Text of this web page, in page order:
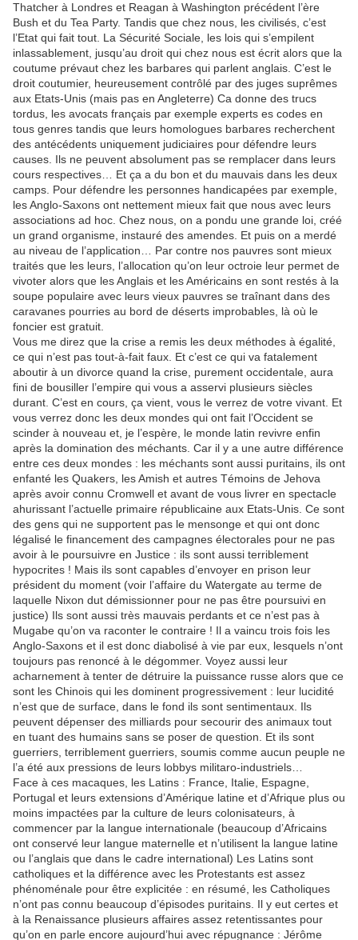
Thatcher à Londres et Reagan à Washington précédent l’ère
Bush et du Tea Party. Tandis que chez nous, les civilisés, c’est
l’Etat qui fait tout. La Sécurité Sociale, les lois qui s’empilent
inlassablement, jusqu’au droit qui chez nous est écrit alors que la
coutume prévaut chez les barbares qui parlent anglais. C’est le
droit coutumier, heureusement contrôlé par des juges suprêmes
aux Etats-Unis (mais pas en Angleterre) Ca donne des trucs
tordus, les avocats français par exemple experts es codes en
tous genres tandis que leurs homologues barbares recherchent
des antécédents uniquement judiciaires pour défendre leurs
causes. Ils ne peuvent absolument pas se remplacer dans leurs
cours respectives… Et ça a du bon et du mauvais dans les deux
camps. Pour défendre les personnes handicapées par exemple,
les Anglo-Saxons ont nettement mieux fait que nous avec leurs
associations ad hoc. Chez nous, on a pondu une grande loi, créé
un grand organisme, instauré des amendes. Et puis on a merdé
au niveau de l’application… Par contre nos pauvres sont mieux
traités que les leurs, l’allocation qu’on leur octroie leur permet de
vivoter alors que les Anglais et les Américains en sont restés à la
soupe populaire avec leurs vieux pauvres se traînant dans des
caravanes pourries au bord de déserts improbables, là où le
foncier est gratuit.
Vous me direz que la crise a remis les deux méthodes à égalité,
ce qui n’est pas tout-à-fait faux. Et c’est ce qui va fatalement
aboutir à un divorce quand la crise, purement occidentale, aura
fini de bousiller l’empire qui vous a asservi plusieurs siècles
durant. C’est en cours, ça vient, vous le verrez de votre vivant. Et
vous verrez donc les deux mondes qui ont fait l’Occident se
scinder à nouveau et, je l’espère, le monde latin revivre enfin
après la domination des méchants. Car il y a une autre différence
entre ces deux mondes : les méchants sont aussi puritains, ils ont
enfanté les Quakers, les Amish et autres Témoins de Jehova
après avoir connu Cromwell et avant de vous livrer en spectacle
ahurissant l’actuelle primaire républicaine aux Etats-Unis. Ce sont
des gens qui ne supportent pas le mensonge et qui ont donc
légalisé le financement des campagnes électorales pour ne pas
avoir à le poursuivre en Justice : ils sont aussi terriblement
hypocrites ! Mais ils sont capables d’envoyer en prison leur
président du moment (voir l’affaire du Watergate au terme de
laquelle Nixon dut démissionner pour ne pas être poursuivi en
justice) Ils sont aussi très mauvais perdants et ce n’est pas à
Mugabe qu’on va raconter le contraire ! Il a vaincu trois fois les
Anglo-Saxons et il est donc diabolisé à vie par eux, lesquels n’ont
toujours pas renoncé à le dégommer. Voyez aussi leur
acharnement à tenter de détruire la puissance russe alors que ce
sont les Chinois qui les dominent progressivement : leur lucidité
n’est que de surface, dans le fond ils sont sentimentaux. Ils
peuvent dépenser des milliards pour secourir des animaux tout
en tuant des humains sans se poser de question. Et ils sont
guerriers, terriblement guerriers, soumis comme aucun peuple ne
l’a été aux pressions de leurs lobbys militaro-industriels…
Face à ces macaques, les Latins : France, Italie, Espagne,
Portugal et leurs extensions d’Amérique latine et d’Afrique plus ou
moins impactées par la culture de leurs colonisateurs, à
commencer par la langue internationale (beaucoup d’Africains
ont conservé leur langue maternelle et n’utilisent la langue latine
ou l’anglais que dans le cadre international) Les Latins sont
catholiques et la différence avec les Protestants est assez
phénoménale pour être explicitée : en résumé, les Catholiques
n’ont pas connu beaucoup d’épisodes puritains. Il y eut certes et
à la Renaissance plusieurs affaires assez retentissantes pour
qu’on en parle encore aujourd’hui avec répugnance : Jérôme